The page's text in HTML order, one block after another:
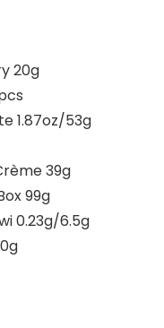
20g
1.87oz/53g
39g
99g
0.23g/6.5g